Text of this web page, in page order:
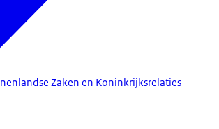
Zaken en Koninkrijksrelaties